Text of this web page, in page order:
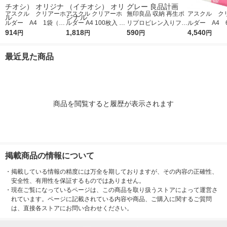
アスクル クリアーホ
ルダー A4 1袋（10
0枚） スタンダー
914円
アスクル クリアーホ
ルダー A4 100枚入 ス
タンダード ファイル
1,818円
無印良品 収納 再生ポ
リプロピレン入りファ
イルボックス スタン
590円
アスクル ク
ルダー A4
エコノミー
4,540円
最近見た商品
商品を閲覧すると履歴が表示されます
掲載商品の情報について
・ 掲載している情報の精度には万全を期しておりますが、その内容の正確性、
安全性、有用性を保証するものではありません。
・ 現在ご覧になっているページは、この商品を取り扱うストアによって運営さ
れています。ページに記載されている内容や商品、ご購入に関するご質問
は、直接各ストアにお問い合わせください。